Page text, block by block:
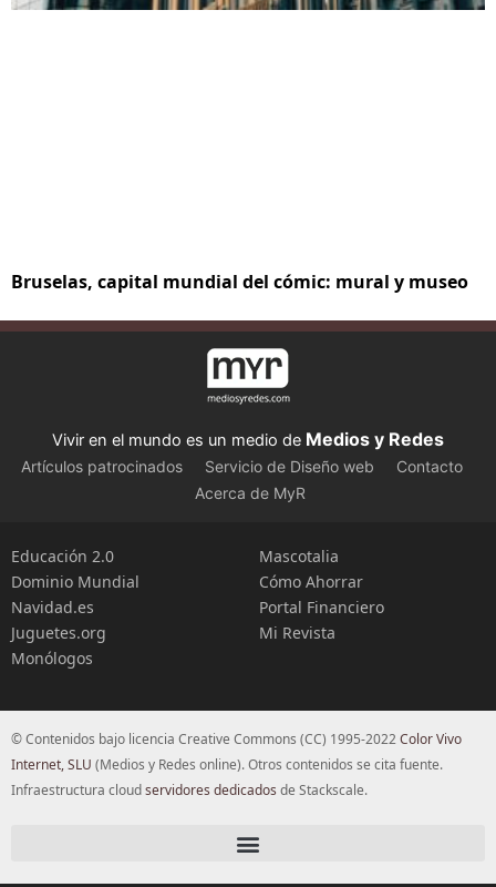
Bruselas, capital mundial del cómic: mural y museo
Vivir en el mundo es un medio de Medios y Redes
Artículos patrocinados Servicio de Diseño web
Contacto
Acerca de MyR
Educación 2.0
Dominio Mundial
Navidad.es
Juguetes.org
Monólogos
Mascotalia
Cómo Ahorrar
Portal Financiero
Mi Revista
© Contenidos bajo licencia Creative Commons (CC) 1995-2022Color Vivo
Internet, SLU (Medios y Redes online). Otros contenidos se cita fuente.
Infraestructura cloudservidores dedicados de Stackscale.